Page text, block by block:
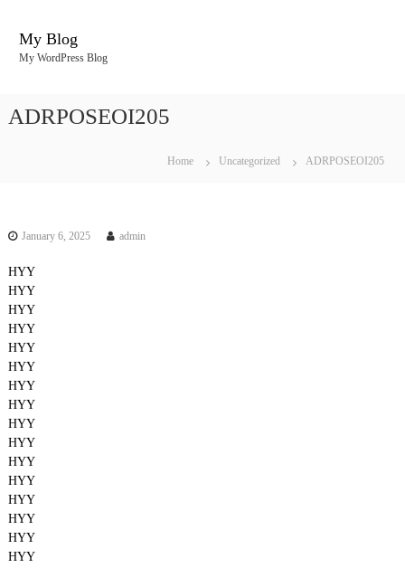
My Blog
My WordPress Blog
ADRPOSEOI205
Home Uncategorized ADRPOSEOI205
January 6, 2025 admin
HYY
HYY
HYY
HYY
HYY
HYY
HYY
HYY
HYY
HYY
HYY
HYY
HYY
HYY
HYY
HYY